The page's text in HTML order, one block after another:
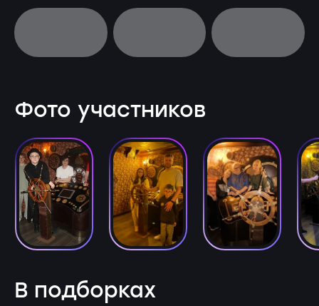
Фото участников
В подборках